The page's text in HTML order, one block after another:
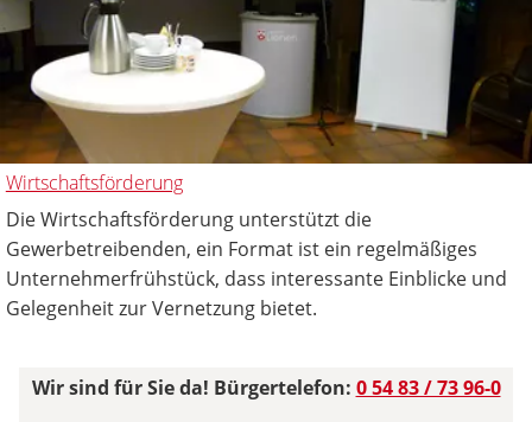
Wirtschaftsförderung
Die Wirtschaftsförderung unterstützt die
Gewerbetreibenden, ein Format ist ein regelmäßiges
Unternehmerfrühstück, dass interessante Einblicke und
Gelegenheit zur Vernetzung bietet.
Wir sind für Sie da! Bürgertelefon: 0 54 83 / 73 96-0